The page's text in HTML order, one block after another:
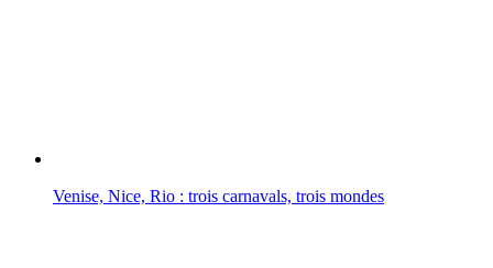
Venise, Nice, Rio : trois carnavals, trois mondes